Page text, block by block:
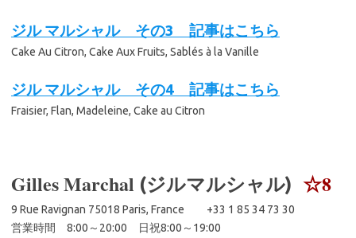
ジル マルシャル その3 記事はこちら
Cake Au Citron, Cake Aux Fruits, Sablés à la Vanille
ジル マルシャル その4 記事はこちら
Fraisier, Flan, Madeleine, Cake au Citron
Gilles Marchal (ジルマルシャル) ☆8
9 Rue Ravignan 75018 Paris, France +33 1 85 34 73 30
営業時間 8:00～20:00 日祝8:00～19:00